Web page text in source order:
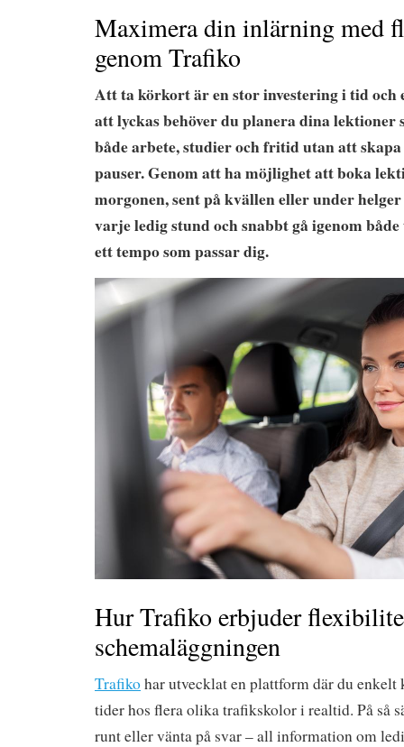
Maximera din inlärning med
genom Trafiko
Att ta körkort är en stor investering i tid och
att lyckas behöver du planera dina lektioner
både arbete, studier och fritid utan att
pauser. Genom att ha möjlighet att boka
morgonen, sent på kvällen eller under
varje ledig stund och snabbt gå igenom
ett tempo som passar dig.
Hur Trafiko erbjuder
schemaläggningen
Trafikohar utvecklat en plattform där du
tider hos flera olika trafikskolor i realtid. På så
runt eller vänta på svar – all information om